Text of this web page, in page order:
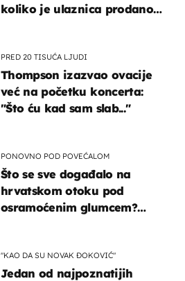
koliko je ulaznica prodano
PRED 20 TISUĆA LJUDI
Thompson izazvao ovacije
već na početku koncerta:
"Što ću kad sam slab..."
PONOVNO POD POVEĆALOM
Što se sve događalo na
hrvatskom otoku pod
osramoćenim glumcem?
"KAO DA SU NOVAK ĐOKOVIĆ"
Jedan od najpoznatijih